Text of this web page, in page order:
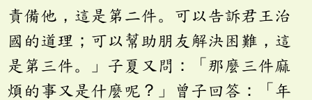
責備他，這是第二件。可以告訴君王治
國的道理；可以幫助朋友解決困難，這
是第三件。」子夏又問：「那麼三件麻
煩的事又是什麼呢？」曾子回答：「年